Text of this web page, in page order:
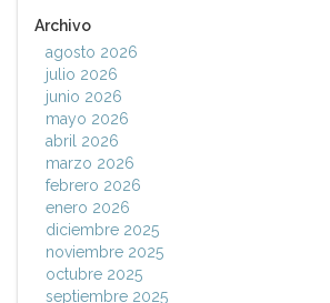
Archivo
agosto 2026
julio 2026
junio 2026
mayo 2026
abril 2026
marzo 2026
febrero 2026
enero 2026
diciembre 2025
noviembre 2025
octubre 2025
septiembre 2025